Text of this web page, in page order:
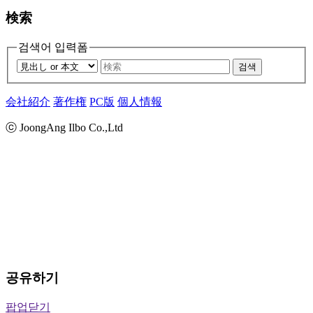
検索
검색어 입력폼
검색
会社紹介 著作権 PC版 個人情報
ⓒ JoongAng Ilbo Co.,Ltd
공유하기
팝업닫기